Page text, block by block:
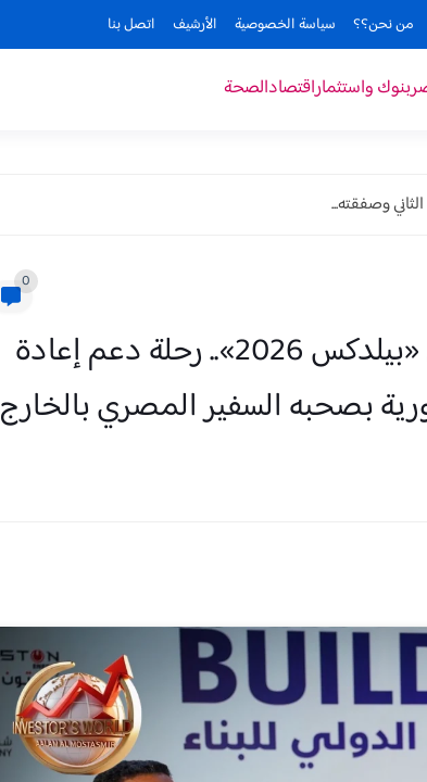
من نحن؟؟ سياسة الخصوصية الأرشيف اتصل بنا
بنوك واستثماراقتصادالصحة
وصفقته...
0
المهندس هيثم حسين من دمشق إلى «بيلدكس 2026».. رحلة دعم إعادة
بصحبه السفير المصري بالخارج